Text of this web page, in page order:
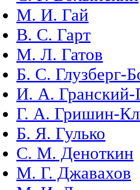
М. И. Гай
В. С. Гарт
М. Л. Гатов
Б. С. Глузберг-
И. А. Гранский-
Г. А. Гришин-
Б. Я. Гулько
С. М. Деноткин
М. Г. Джавахов